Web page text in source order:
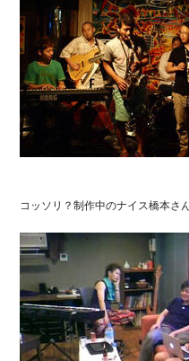
コッソリ？制作中のナイス橋本さ